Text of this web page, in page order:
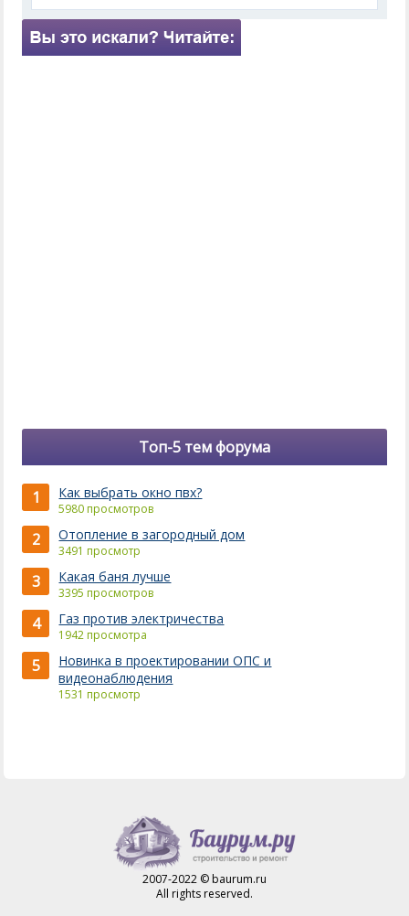
Топ-5 тем форума
1 Как выбрать окно пвх?
5980 просмотров
2 Отопление в загородный дом
3491 просмотр
3 Какая баня лучше
3395 просмотров
4 Газ против электричества
1942 просмотра
5
Новинка в проектировании ОПС и
видеонаблюдения
1531 просмотр
2007-2022 © baurum.ru
All rights reserved.